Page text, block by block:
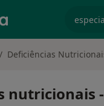
Deficiências
nutricionais